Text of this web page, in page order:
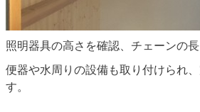
照明器具の高さを確認、チェーンの長
便器や水周りの設備も取り付けられ
す。